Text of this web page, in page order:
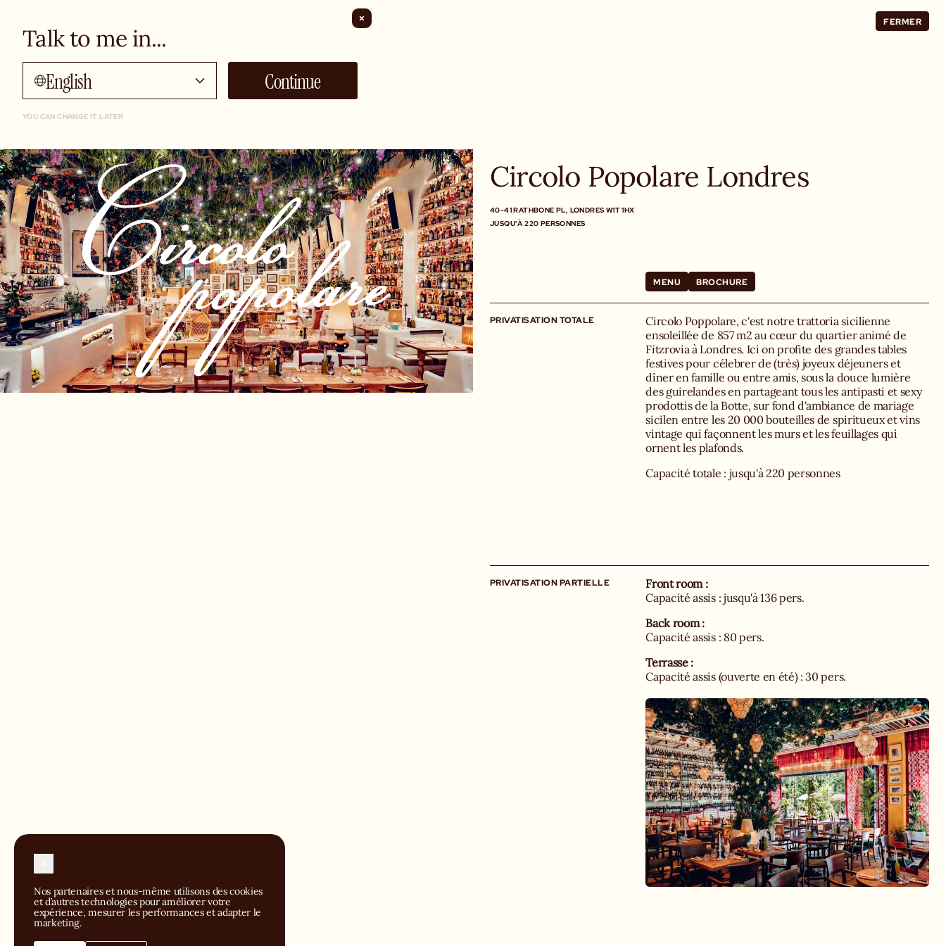
Talk to me in...
English Continue
YOU CAN CHANGE IT LATER
Nos partenaires et nous-même utilisons des cookies
et d’autres technologies pour améliorer votre
expérience, mesurer les performances et adapter le
marketing.
FERMER
Circolo Popolare Londres
40-41 RATHBONE PL, LONDRES W1T 1HX
JUSQU'À 220 PERSONNES
MENU BROCHURE
PRIVATISATION TOTALE
Circolo Poppolare, c'est notre trattoria sicilienne
ensoleillée de 857 m2 au cœur du quartier animé de
Fitzrovia à Londres. Ici on profite des grandes tables
festives pour célebrer de (très) joyeux déjeuners et
dîner en famille ou entre amis, sous la douce lumière
des guirelandes en partageant tous les antipasti et sexy
prodottis de la Botte, sur fond d'ambiance de mariage
sicilen entre les 20 000 bouteilles de spiritueux et vins
vintage qui façonnent les murs et les feuillages qui
ornent les plafonds.
Capacité totale : jusqu'à 220 personnes
PRIVATISATION PARTIELLE
Front room :
Capacité assis : jusqu'à 136 pers.
Back room :
Capacité assis : 80 pers.
Terrasse :
Capacité assis (ouverte en été) : 30 pers.